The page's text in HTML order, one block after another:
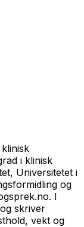
i klinisk
Universitetet i
og
I
skriver
vekt og